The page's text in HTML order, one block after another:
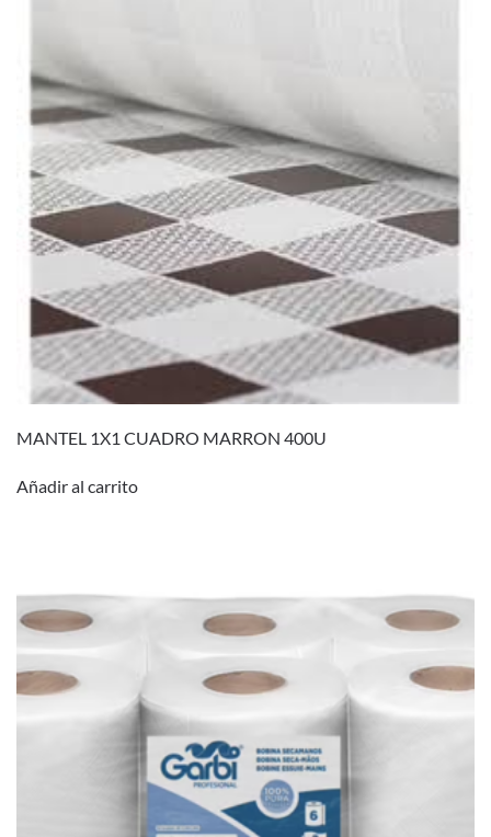
MANTEL 1X1 CUADRO MARRON 400U
Añadir al carrito